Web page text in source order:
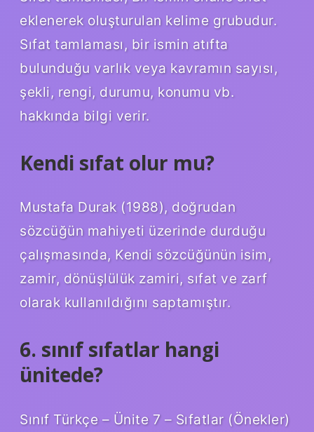
eklenerek oluşturulan kelime grubudur.
Sıfat tamlaması, bir ismin atıfta
bulunduğu varlık veya kavramın sayısı,
şekli, rengi, durumu, konumu vb.
hakkında bilgi verir.
Kendi sıfat olur mu?
Mustafa Durak (1988), doğrudan
sözcüğün mahiyeti üzerinde durduğu
çalışmasında, Kendi sözcüğünün isim,
zamir, dönüşlülük zamiri, sıfat ve zarf
olarak kullanıldığını saptamıştır.
6. sınıf sıfatlar hangi
ünitede?
Sınıf Türkçe – Ünite 7 – Sıfatlar (Önekler)